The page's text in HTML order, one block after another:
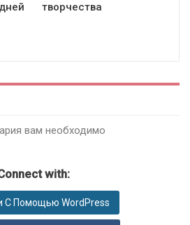
творчества
вам необходимо
with:
С Помощью WordPress